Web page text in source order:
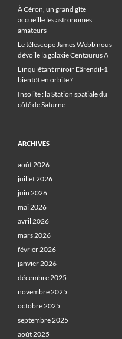
À Céron, un grand gîte
accueille les astronomes
amateurs
Le télescope James Webb nous
dévoile la galaxie Centaurus A
L’inquiétant miroir Eärendil-1
bientôt en orbite ?
Insolite : la Station spatiale du
côté de Saturne
ARCHIVES
août 2026
juillet 2026
juin 2026
mai 2026
avril 2026
mars 2026
février 2026
janvier 2026
décembre 2025
novembre 2025
octobre 2025
septembre 2025
août 2025